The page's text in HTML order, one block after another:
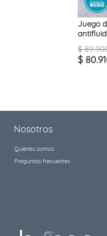
Juego
$ 89.
$ 80.
Nosotros
Quienes somos
Preguntas frecuentes